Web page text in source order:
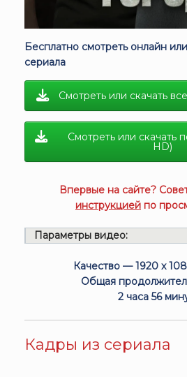
Бесплатно смотреть онлайн
сериала
Смотреть или скачать
Смотреть или скачать
HD)
Впервые на сайте?
инструкцией по
Параметры видео:
Качество — 1920 x
Общая
2 часа 56
Кадры из сериала